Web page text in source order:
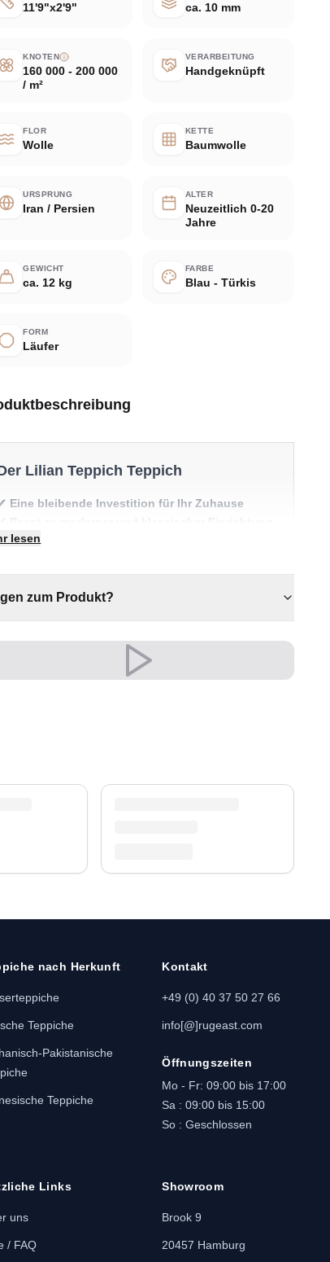
11'9"x2'9" ca. 10 mm
KNOTEN
160 000 - 200 000
/ m²
VERARBEITUNG
Handgeknüpft
FLOR
Wolle
KETTE
Baumwolle
URSPRUNG
Iran / Persien
ALTER
Neuzeitlich 0-20
Jahre
GEWICHT
ca. 12 kg
FARBE
Blau - Türkis
FORM
Läufer
Lilian Teppich Teppich
Eine bleibende Investition für Ihr Zuhause
Verleiht jedem Raum gemütliche Eleganz
Ein markantes Dekostück
& Service
Profitieren Sie von kostenlosem Versand und
lesen
zum Produkt?
nach Herkunft
Teppiche
Pakistanische
Teppiche
Kontakt
+49 (0) 40 37 50 27 66
info[@]rugeast.com
Öffnungszeiten
Mo - Fr: 09:00 bis 17:00
Sa : 09:00 bis 15:00
So : Geschlossen
Links
uns
/ FAQ
Showroom
Brook 9
20457 Hamburg